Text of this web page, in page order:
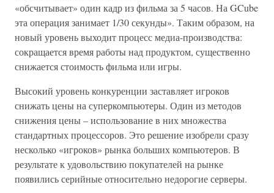
«обсчитывает» один кадр из фильма за 5 часов. На GCube
эта операция занимает 1/30 секунды». Таким образом, на
новый уровень выходит процесс медиа-производства:
сокращается время работы над продуктом, существенно
снижается стоимость фильма или игры.
Высокий уровень конкуренции заставляет игроков
снижать цены на суперкомпьютеры. Один из методов
снижения цены – использование в них множества
стандартных процессоров. Это решение изобрели сразу
несколько «игроков» рынка больших компьютеров. В
результате к удовольствию покупателей на рынке
появились серийные относительно недорогие серверы.